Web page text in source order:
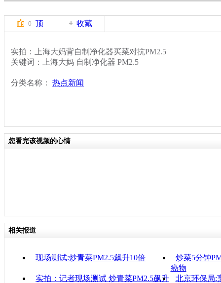
0 顶 收藏
实拍：上海大妈背自制净化器买菜对抗PM2.5
关键词：上海大妈 自制净化器 PM2.5
分类名称： 热点新闻
您看完该视频的心情
相关报道
现场测试:炒青菜PM2.5飙升10倍
炒菜5分钟
癌物
实拍：记者现场测试 炒青菜PM2.5飙升
北京环保局: